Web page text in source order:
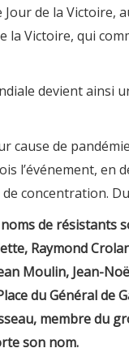
de la Victoire,
la Victoire, qui
devient
cause de
l’événement, en
concentration.
de résistants
Raymond
Moulin, Jean-
du Général de
membre du
son nom.